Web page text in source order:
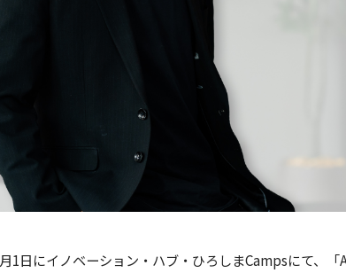
日にイノベーション・ハブ・ひろしまCampsにて、「